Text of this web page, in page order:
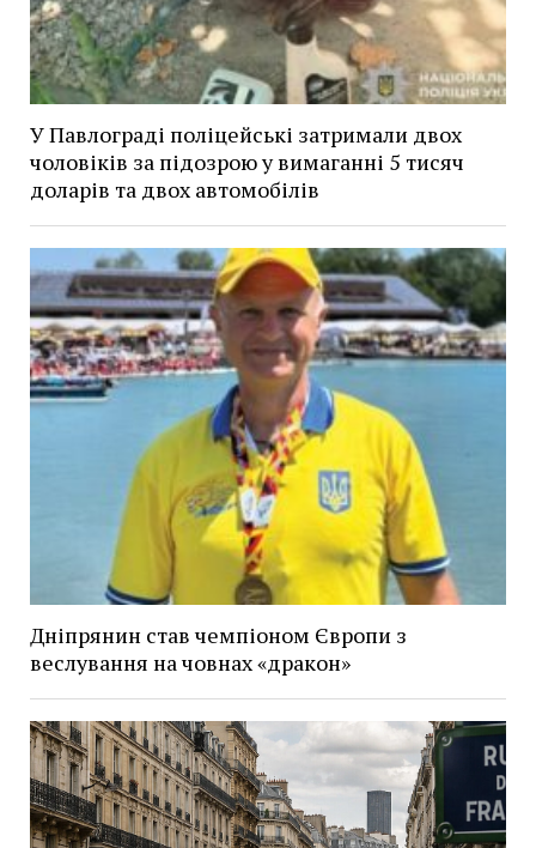
У Павлограді поліцейські затримали двох
чоловіків за підозрою у вимаганні 5 тисяч
доларів та двох автомобілів
Дніпрянин став чемпіоном Європи з
веслування на човнах «дракон»